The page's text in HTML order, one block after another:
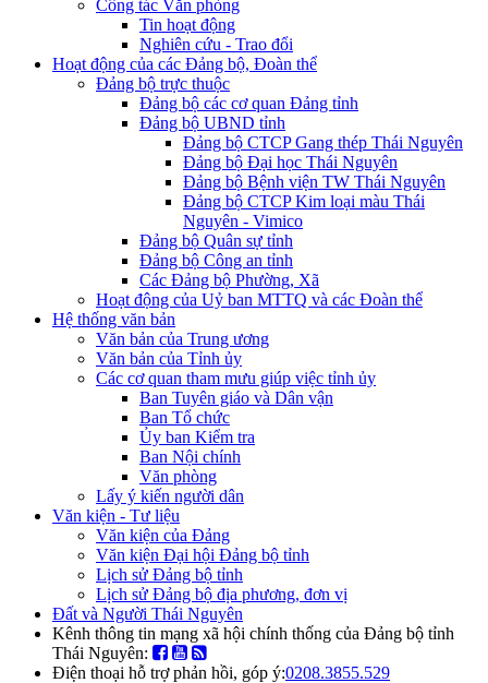
Công tác Văn phòng
Tin hoạt động
Nghiên cứu - Trao đổi
Hoạt động của các Đảng bộ, Đoàn thể
Đảng bộ trực thuộc
Đảng bộ các cơ quan Đảng tỉnh
Đảng bộ UBND tỉnh
Đảng bộ CTCP Gang thép Thái Nguyên
Đảng bộ Đại học Thái Nguyên
Đảng bộ Bệnh viện TW Thái Nguyên
Đảng bộ CTCP Kim loại màu Thái
Nguyên - Vimico
Đảng bộ Quân sự tỉnh
Đảng bộ Công an tỉnh
Các Đảng bộ Phường, Xã
Hoạt động của Uỷ ban MTTQ và các Đoàn thể
Hệ thống văn bản
Văn bản của Trung ương
Văn bản của Tỉnh ủy
Các cơ quan tham mưu giúp việc tỉnh ủy
Ban Tuyên giáo và Dân vận
Ban Tổ chức
Ủy ban Kiểm tra
Ban Nội chính
Văn phòng
Lấy ý kiến người dân
Văn kiện - Tư liệu
Văn kiện của Đảng
Văn kiện Đại hội Đảng bộ tỉnh
Lịch sử Đảng bộ tỉnh
Lịch sử Đảng bộ địa phương, đơn vị
Đất và Người Thái Nguyên
Kênh thông tin mạng xã hội chính thống của Đảng bộ tỉnh
Thái Nguyên:
Điện thoại hỗ trợ phản hồi, góp ý:0208.3855.529